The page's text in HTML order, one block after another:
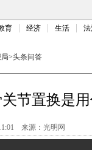
育 经济 生活
>头条问答
关节置换是
来源：光明网